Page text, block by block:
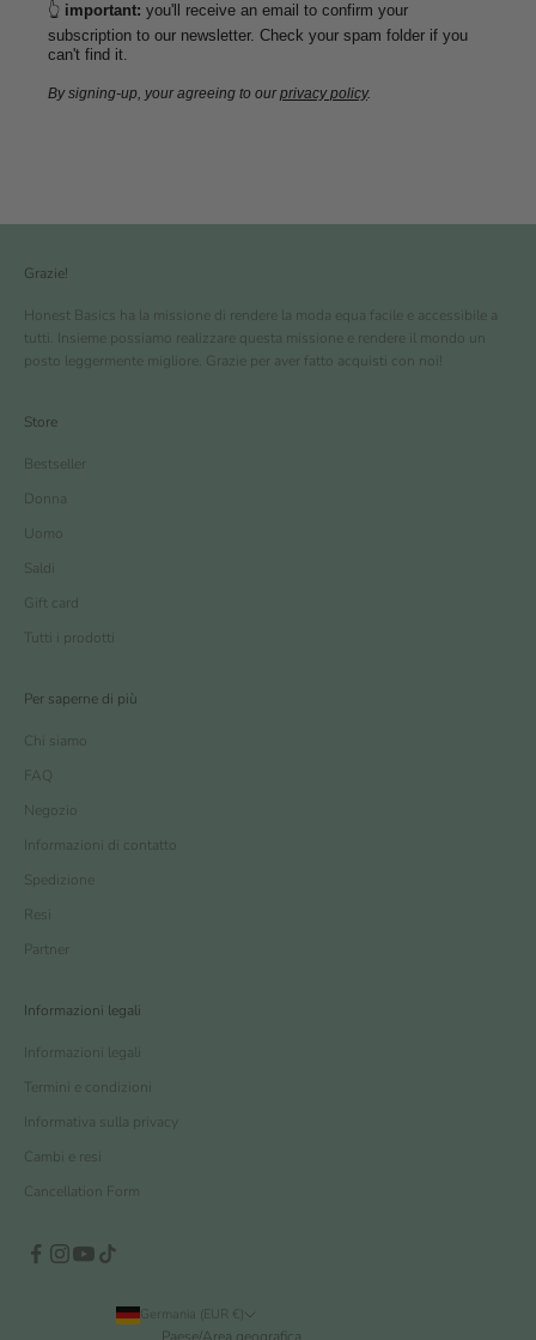
👆 important: you'll receive an email to confirm your
subscription to our newsletter. Check your spam folder if you
can't find it.
By signing-up, your agreeing to ourprivacy policy.
Grazie!
Honest Basics ha la missione di rendere la moda equa facile e accessibile a
tutti. Insieme possiamo realizzare questa missione e rendere il mondo un
posto leggermente migliore. Grazie per aver fatto acquisti con noi!
Store
Bestseller
Donna
Uomo
Saldi
Gift card
Tutti i prodotti
Per saperne di più
Chi siamo
FAQ
Negozio
Informazioni di contatto
Spedizione
Resi
Partner
Informazioni legali
Informazioni legali
Termini e condizioni
Informativa sulla privacy
Cambi e resi
Cancellation Form
Germania (EUR €)